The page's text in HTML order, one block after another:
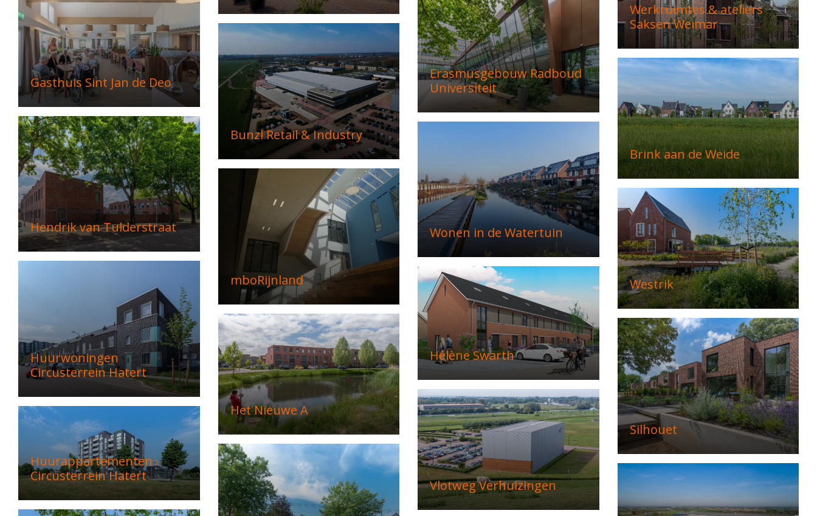
Erasmusgebouw Radboud
Universiteit
Werkruimtes & ateliers
Saksen Weimar
Gasthuis Sint Jan de Deo
Bunzl Retail & Industry
Brink aan de Weide
Hendrik van Tulderstraat Wonen in de Watertuin
mboRijnland Westrik
Huurwoningen
Circusterrein Hatert
Hélène Swarth
Het Nieuwe A
Silhouet
Vlotweg Verhuizingen
Huurappartementen
Circusterrein Hatert